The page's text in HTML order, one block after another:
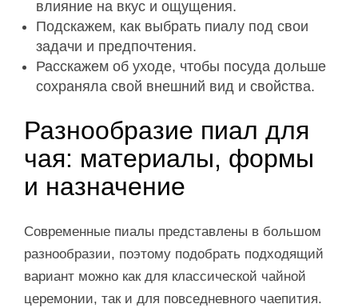
влияние на вкус и ощущения.
Подскажем, как выбрать пиалу под свои
задачи и предпочтения.
Расскажем об уходе, чтобы посуда дольше
сохраняла свой внешний вид и свойства.
Разнообразие пиал для
чая: материалы, формы
и назначение
Современные пиалы представлены в большом
разнообразии, поэтому подобрать подходящий
вариант можно как для классической чайной
церемонии, так и для повседневного чаепития.